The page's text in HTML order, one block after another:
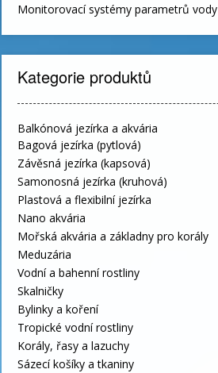
Monitorovací systémy parametrů vody
Kategorie produktů
Balkónová jezírka a akvária
Bagová jezírka (pytlová)
Závěsná jezírka (kapsová)
Samonosná jezírka (kruhová)
Plastová a flexibilní jezírka
Nano akvária
Mořská akvária a základny pro korály
Meduzária
Vodní a bahenní rostliny
Skalničky
Bylinky a koření
Tropické vodní rostliny
Korály, řasy a lazuchy
Sázecí košíky a tkaniny